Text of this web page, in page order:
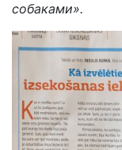
собаками».